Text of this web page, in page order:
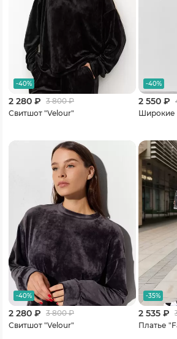
-40%
2 280 ₽ 3 800₽
Свитшот "Velour"
-40%
2 550 ₽
Широкие
-40%
2 280 ₽ 3 800₽
Свитшот "Velour"
-35%
2 535 ₽
Платье